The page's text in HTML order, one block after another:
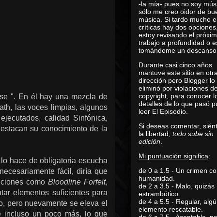
". En él hay una mezcla de
las voces limpias, algunos
calidad Sinfónica,
su conocimiento de la
hace de obligatoria escucha
fácil, diría que
como Bloodline Forfeit,
elementos suficientes para
pero nuevamente se eleva el
incluso un poco más, lo que
-la mía- pues no soy
sólo me creo oidor de
música. Si tardo mucho
críticas hay dos
estoy revisando el
trabajo a profundidad o
tomándome un
Durante casi cinco años
mantuve este sitio en
dirección pero Blogger lo
eliminó por violaciones
copyright, para conocer
detalles de lo que pasó
leer El Episodio
Si deseas comentar,
la libertad, todo sube sin
edición
Mi puntuación significa:
de 0 a 1.5 - Un crimen
humanidad.
de 2 a 3.5 - Malo, quizás
estrambótico.
de 4 a 5.5 - Regular,
elemento rescatable.